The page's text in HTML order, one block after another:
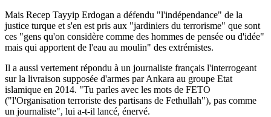
Mais Recep Tayyip Erdogan a défendu "l'indépendance" de la
justice turque et s'en est pris aux "jardiniers du terrorisme" que sont
ces "gens qu'on considère comme des hommes de pensée ou d'idée"
mais qui apportent de l'eau au moulin" des extrémistes.
Il a aussi vertement répondu à un journaliste français l'interrogeant
sur la livraison supposée d'armes par Ankara au groupe Etat
islamique en 2014. "Tu parles avec les mots de FETO
("l'Organisation terroriste des partisans de Fethullah"), pas comme
un journaliste", lui a-t-il lancé, énervé.